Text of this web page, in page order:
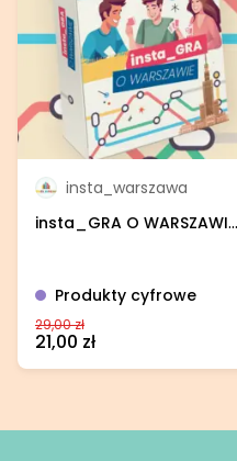
insta_warszawa
insta_GRA O WARSZAWIE
Produkty cyfrowe
29,00 zł
21,00 zł